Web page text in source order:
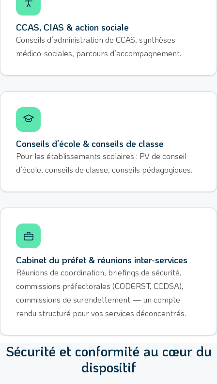
CCAS, CIAS & action sociale
Conseils d’administration de CCAS, synthèses
médico-sociales, parcours d’accompagnement.
Conseils d’école & conseils de classe
Pour les établissements scolaires : PV de conseil
d’école, conseils de classe, conseils pédagogiques.
Cabinet du préfet & réunions inter-services
Réunions de coordination, briefings de sécurité,
commissions préfectorales (CODERST, CCDSA),
commissions de surendettement — un compte
rendu structuré pour vos services déconcentrés.
Sécurité et conformité au cœur du
dispositif